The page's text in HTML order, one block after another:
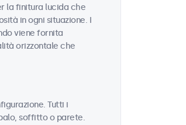
la finitura lucida che
in ogni situazione. I
viene fornita
orizzontale che
Tutti i
soffitto o parete.